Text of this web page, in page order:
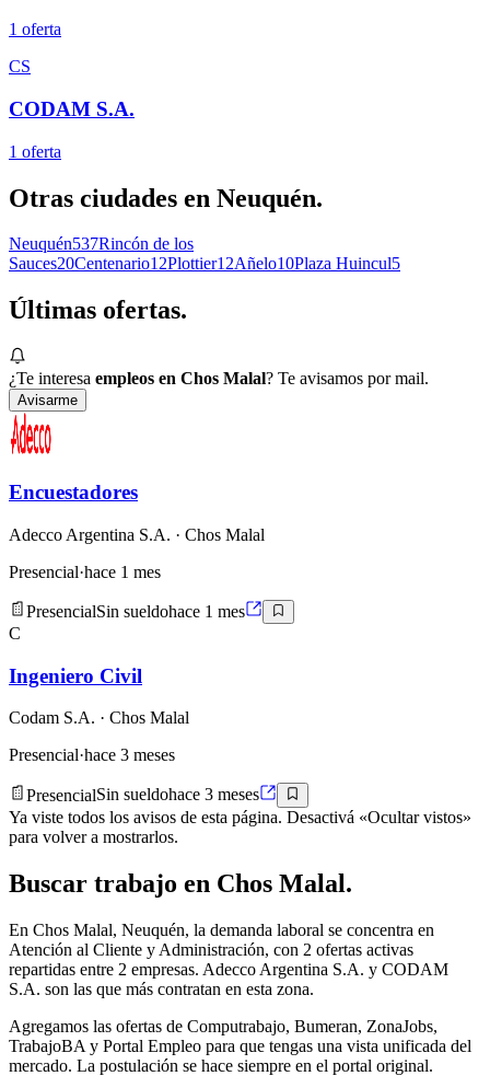
1 oferta
CS
CODAM S.A.
1 oferta
Otras ciudades en Neuquén.
Neuquén537Rincón de los
Sauces20Centenario12Plottier12Añelo10Plaza Huincul5
Últimas ofertas.
¿Te interesa empleos en Chos Malal? Te avisamos por mail.
Avisarme
Encuestadores
Adecco Argentina S.A. · Chos Malal
Presencial·hace 1 mes
PresencialSin sueldohace 1 mes
C
Ingeniero Civil
Codam S.A. · Chos Malal
Presencial·hace 3 meses
PresencialSin sueldohace 3 meses
Ya viste todos los avisos de esta página. Desactivá «Ocultar vistos»
para volver a mostrarlos.
Buscar trabajo en Chos Malal.
En Chos Malal, Neuquén, la demanda laboral se concentra en
Atención al Cliente y Administración, con 2 ofertas activas
repartidas entre 2 empresas. Adecco Argentina S.A. y CODAM
S.A. son las que más contratan en esta zona.
Agregamos las ofertas de Computrabajo, Bumeran, ZonaJobs,
TrabajoBA y Portal Empleo para que tengas una vista unificada del
mercado. La postulación se hace siempre en el portal original.